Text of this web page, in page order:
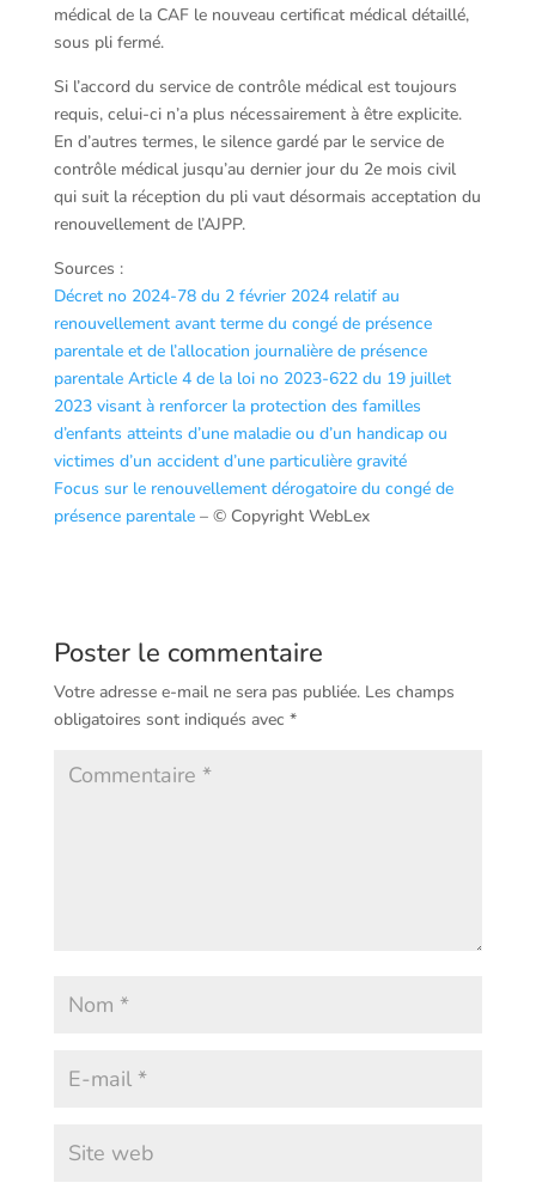
médical de la CAF le nouveau certificat médical détaillé,
sous pli fermé.
Si l’accord du service de contrôle médical est toujours
requis, celui-ci n’a plus nécessairement à être explicite.
En d’autres termes, le silence gardé par le service de
contrôle médical jusqu’au dernier jour du 2e mois civil
qui suit la réception du pli vaut désormais acceptation du
renouvellement de l’AJPP.
Sources :
Décret no 2024-78 du 2 février 2024 relatif au
renouvellement avant terme du congé de présence
parentale et de l’allocation journalière de présence
parentale Article 4 de la loi no 2023-622 du 19 juillet
2023 visant à renforcer la protection des familles
d’enfants atteints d’une maladie ou d’un handicap ou
victimes d’un accident d’une particulière gravité
Focus sur le renouvellement dérogatoire du congé de
présence parentale– © Copyright WebLex
Poster le commentaire
Votre adresse e-mail ne sera pas publiée. Les champs
obligatoires sont indiqués avec *